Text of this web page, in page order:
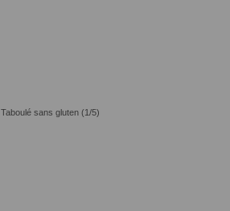
Taboulé sans gluten (1/5)